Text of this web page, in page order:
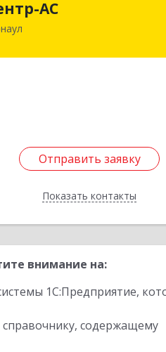
АС
Отправить заявку
Показать контакты
656099, Алтайский край,
Отправить заявку
Назад
внимание на:
1С:Предприятие,
содержащему